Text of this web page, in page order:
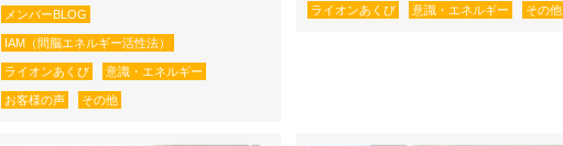
メンバーBLOG
IAM（間脳エネルギー活性法）
ライオンあくび 意識・エネルギー
お客様の声 その他
ライオンあくび 意識・エネルギー その他